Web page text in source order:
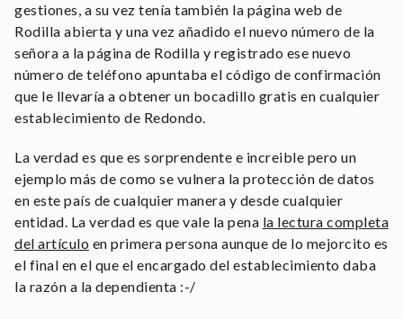
gestiones, a su vez tenía también la página web de
Rodilla abierta y una vez añadido el nuevo número de la
señora a la página de Rodilla y registrado ese nuevo
número de teléfono apuntaba el código de confirmación
que le llevaría a obtener un bocadillo gratis en cualquier
establecimiento de Redondo.
La verdad es que es sorprendente e increible pero un
ejemplo más de como se vulnera la protección de datos
en este país de cualquier manera y desde cualquier
entidad. La verdad es que vale la pena la lectura completa
del artículo en primera persona aunque de lo mejorcito es
el final en el que el encargado del establecimiento daba
la razón a la dependienta :-/